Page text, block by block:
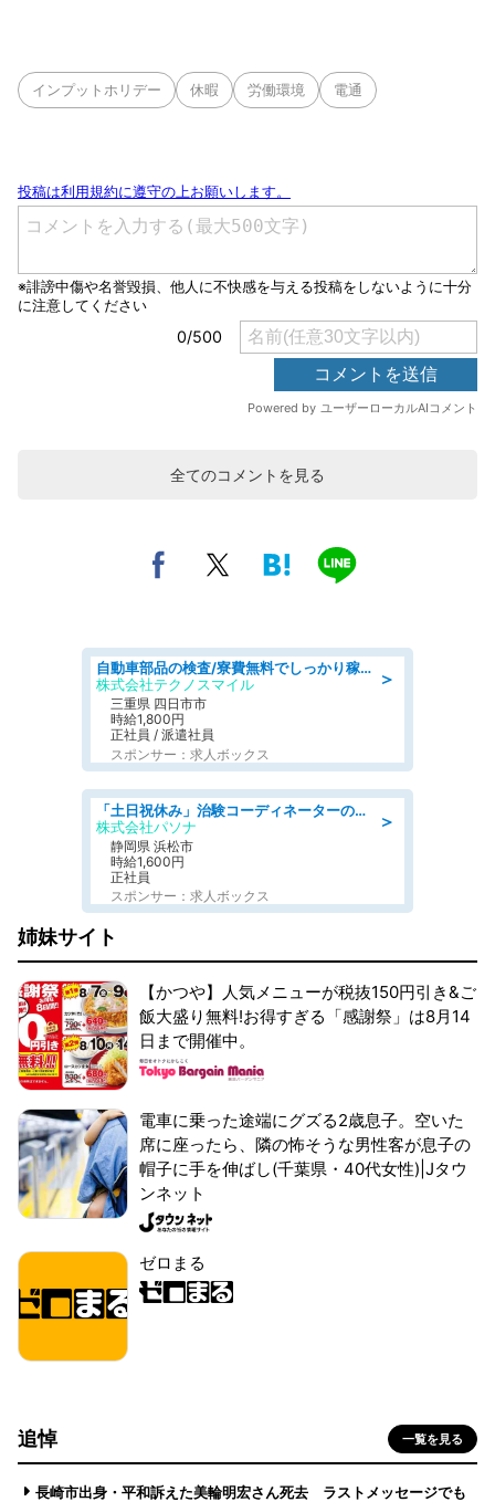
インプットホリデー 休暇 労働環境 電通
全てのコメントを見る
＞
自動車部品の検査/寮費無料でしっかり稼げる denso aichi
株式会社テクノスマイル
三重県 四日市市
時給1,800円
正社員 / 派遣社員
スポンサー：求人ボックス
＞
「土日祝休み」治験コーディネーターのお仕事/未経験OK
株式会社パソナ
静岡県 浜松市
時給1,600円
正社員
スポンサー：求人ボックス
姉妹サイト
【かつや】人気メニューが税抜150円引き&ご
飯大盛り無料!お得すぎる「感謝祭」は8月14
日まで開催中。
電車に乗った途端にグズる2歳息子。空いた
席に座ったら、隣の怖そうな男性客が息子の
帽子に手を伸ばし(千葉県・40代女性)|Jタウ
ンネット
ゼロまる
追悼 一覧を見る
長崎市出身・平和訴えた美輪明宏さん死去 ラストメッセージでも